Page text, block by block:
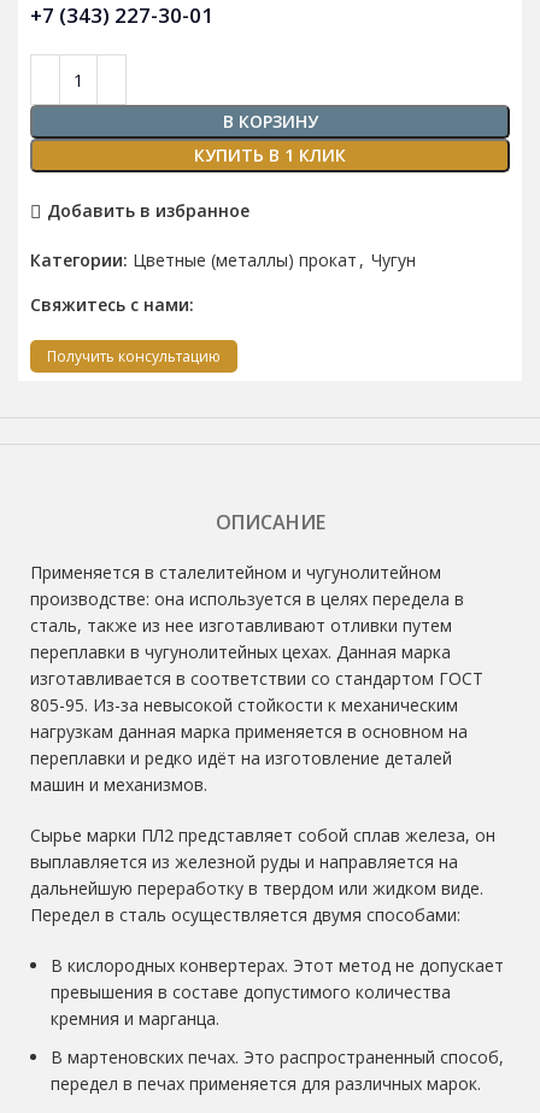
+7 (343) 227-30-01
В КОРЗИНУ
КУПИТЬ В 1 КЛИК
Добавить в избранное
Категории: Цветные (металлы) прокат , Чугун
Свяжитесь с нами:
Получить консультацию
ОПИСАНИЕ
Применяется в сталелитейном и чугунолитейном
производстве: она используется в целях передела в
сталь, также из нее изготавливают отливки путем
переплавки в чугунолитейных цехах. Данная марка
изготавливается в соответствии со стандартом ГОСТ
805-95. Из-за невысокой стойкости к механическим
нагрузкам данная марка применяется в основном на
переплавки и редко идёт на изготовление деталей
машин и механизмов.
Сырье марки ПЛ2 представляет собой сплав железа, он
выплавляется из железной руды и направляется на
дальнейшую переработку в твердом или жидком виде.
Передел в сталь осуществляется двумя способами:
В кислородных конвертерах. Этот метод не допускает
превышения в составе допустимого количества
кремния и марганца.
В мартеновских печах. Это распространенный способ,
передел в печах применяется для различных марок.